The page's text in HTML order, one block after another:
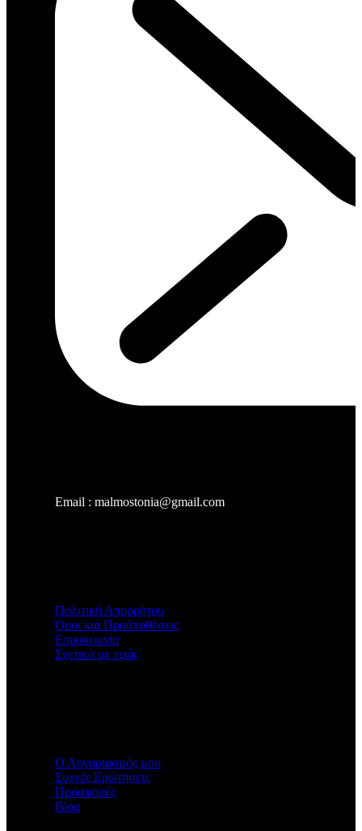
Email : malmostonia@gmail.com
Πολιτική Απορρήτου
Όροι και Προϋποθέσεις
Επικοινωνία
Σχετικά με εμάς
Ο Λογαριασμός μου
Συχνές Ερωτήσεις
Προσφορές
Blog